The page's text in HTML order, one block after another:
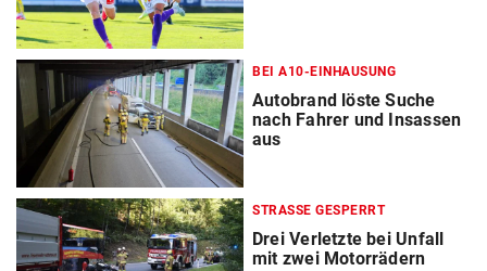
BEI A10-EINHAUSUNG
Autobrand löste Suche
nach Fahrer und Insassen
aus
STRASSE GESPERRT
Drei Verletzte bei Unfall
mit zwei Motorrädern